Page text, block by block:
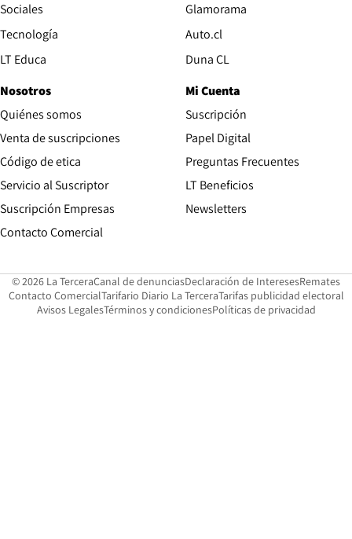
Sociales
Tecnología
LT Educa
Glamorama
Auto.cl
Duna CL
Nosotros
Quiénes somos
Venta de suscripciones
Código de etica Opens in new window
Servicio al Suscriptor
Suscripción Empresas
Contacto Comercial
Mi Cuenta
Suscripción
Papel Digital
Preguntas Frecuentes
LT Beneficios
Newsletters
© 2026 La TerceraCanal de denunciasOpens in new window
Declaración de InteresesOpens in
Remates
Contacto ComercialOpens in new window
Tarifario Diario La TerceraOpens in new window
Tarifas publicidad electoral
Avisos LegalesOpens in new window
Términos y condicionesPolíticas de privacidad